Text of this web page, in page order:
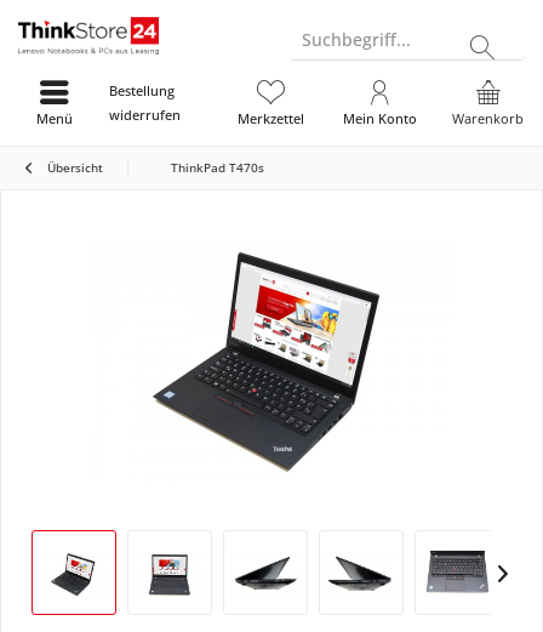
Suchbegriff...
Bestellung
widerrufen
Warenkorb
Merkzettel Mein Konto
Menü
Übersicht ThinkPad T470s